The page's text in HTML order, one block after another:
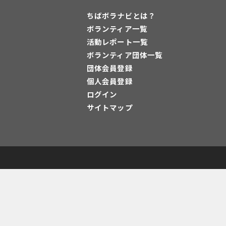
ちばボラナビとは？
ボランティア一覧
活動レポート一覧
ボランティア団体一覧
団体会員登録
個人会員登録
ログイン
サイトマップ